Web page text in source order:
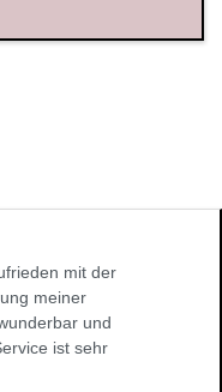
mit der
meiner
und
ist sehr